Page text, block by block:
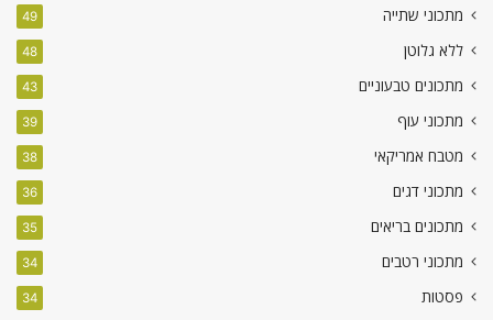
מתכוני שתייה 49
ללא גלוטן 48
מתכונים טבעוניים 43
מתכוני עוף 39
מטבח אמריקאי 38
מתכוני דגים 36
מתכונים בריאים 35
מתכוני רטבים 34
פסטות 34